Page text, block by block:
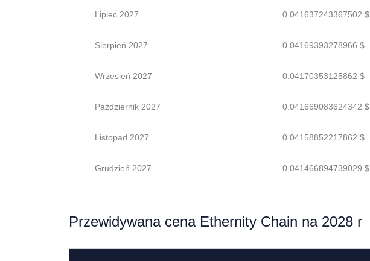
Lipiec 2027 0.041637243367502 $
Sierpień 2027 0.04169393278966 $
Wrzesień 2027 0.04170353125862 $
Październik 2027 0.041669083624342 $
Listopad 2027 0.04158852217862 $
Grudzień 2027 0.041466894739029 $
Przewidywana cena Ethernity Chain na 2028 r